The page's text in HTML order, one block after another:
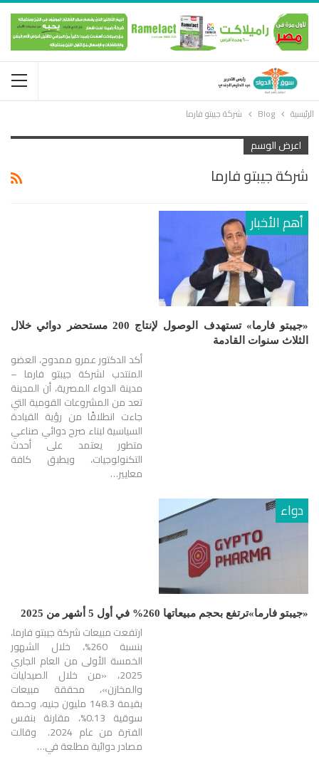
الرئيسية Blog شركة جيبتو فارما
اعرض الوسم
شركة جيبتو فارما
أهم الأخبار
«جيبتو فارما» تستهدف الوصول لإنتاج 200 مستحضر دوائي خلال
الثلاث سنوات القادمة
أكد الدكتور عمرو ممدوح، العضو
المنتدب لشركة جيبتو فارما –
مدينة الدواء المصرية، أن المدينة
تعد من المشروعات القومية التي
جاءت انطلاقًا من رؤية القيادة
السياسية لبناء صرح دوائي صناعي
متطور يعتمد على أحدث
التكنولوجيات، ويطبق كافة
معايير…
دواء
«جيبتو فارما»ترتفع بحجم مبيعاتها 260% في أول 5 أشهر من 2025
ارتفعت مبيعات شركة جيبتو فارما،
بنسبة 260%، خلال الشهور
الخمسة الأولى من العام الجاري
2025، «من خلال الصيدليات
والمخازن»، محققة مبيعات
بقيمة 148.3 مليون جنيه، وحصة
سوقية 0.13%، مقارنة بنفس
الفترة من عام 2024. وقالت
مصادر دوائية مطلعة في…